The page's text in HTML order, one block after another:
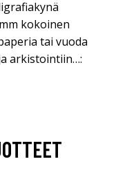
kokoinen
tai vuoda
arkistointiin…: